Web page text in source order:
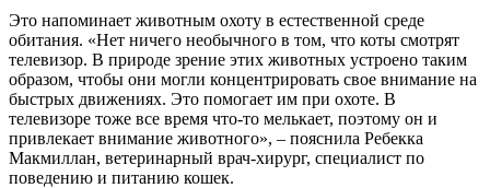
Это напоминает животным охоту в естественной среде
обитания. «Нет ничего необычного в том, что коты смотрят
телевизор. В природе зрение этих животных устроено таким
образом, чтобы они могли концентрировать свое внимание на
быстрых движениях. Это помогает им при охоте. В
телевизоре тоже все время что-то мелькает, поэтому он и
привлекает внимание животного», – пояснила Ребекка
Макмиллан, ветеринарный врач-хирург, специалист по
поведению и питанию кошек.